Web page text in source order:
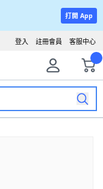
打開 App
客服中心
註冊會員
登入